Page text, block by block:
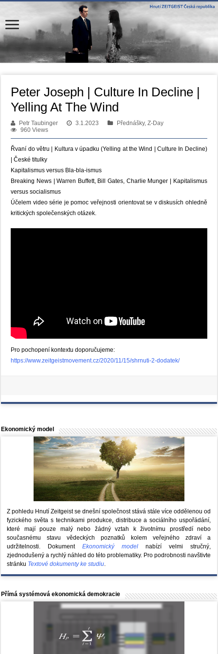
Peter Joseph | Culture In Decline |
Yelling At The Wind
Petr Taubinger 3.1.2023
Přednášky, Z-Day
960 Views
Řvaní do větru | Kultura v úpadku (Yelling at the Wind | Culture In Decline)
| České titulky
Kapitalismus versus Bla-bla-ismus
Breaking News | Warren Buffett, Bill Gates, Charlie Munger | Kapitalismus
versus socialismus
Účelem video série je pomoc veřejnosti orientovat se v diskusích ohledně
kritických společenských otázek.
Pro pochopení kontextu doporučujeme:
https://www.zeitgeistmovement.cz/2020/11/15/shrnuti-2-dodatek/
Ekonomický model
Z pohledu Hnutí Zeitgeist se dnešní společnost stává stále více oddělenou od
fyzického světa s technikami produkce, distribuce a sociálního uspořádání,
které mají pouze malý nebo žádný vztah k životnímu prostředí nebo
současnému stavu vědeckých poznatků kolem veřejného zdraví a
udržitelnosti. DokumentEkonomický model nabízí velmi stručný,
zjednodušený a rychlý náhled do této problematiky. Pro podrobnosti navštivte
stránku Textové dokumenty ke studiu.
Přímá systémová ekonomická demokracie